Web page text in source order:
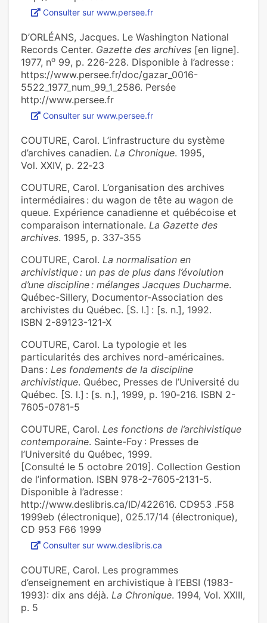
Consulter sur www.persee.fr
D’ORLÉANS, Jacques. Le Washington National
Records Center. Gazette des archives [en ligne].
1977, no 99, p. 226‑228. Disponible à l’adresse :
https://www.persee.fr/doc/gazar_0016-
5522_1977_num_99_1_2586. Persée
http://www.persee.fr
Consulter sur www.persee.fr
COUTURE, Carol. L’infrastructure du système
d’archives canadien. La Chronique. 1995,
Vol. XXIV, p. 22‑23
COUTURE, Carol. L’organisation des archives
intermédiaires : du wagon de tête au wagon de
queue. Expérience canadienne et québécoise et
comparaison internationale. La Gazette des
archives. 1995, p. 337‑355
COUTURE, Carol. La normalisation en
archivistique : un pas de plus dans l’évolution
d’une discipline : mélanges Jacques Ducharme.
Québec-Sillery, Documentor-Association des
archivistes du Québec. [S. l.] : [s. n.], 1992.
ISBN 2-89123-121-X
COUTURE, Carol. La typologie et les
particularités des archives nord-américaines.
Dans : Les fondements de la discipline
archivistique. Québec, Presses de l’Université du
Québec. [S. l.] : [s. n.], 1999, p. 190‑216. ISBN 2-
7605-0781-5
COUTURE, Carol. Les fonctions de l’archivistique
contemporaine. Sainte-Foy : Presses de
l’Université du Québec, 1999.
[Consulté le 5 octobre 2019]. Collection Gestion
de l’information. ISBN 978-2-7605-2131-5.
Disponible à l’adresse :
http://www.deslibris.ca/ID/422616. CD953 .F58
1999eb (électronique), 025.17/14 (électronique),
CD 953 F66 1999
Consulter sur www.deslibris.ca
COUTURE, Carol. Les programmes
d’enseignement en archivistique à l’EBSI (1983-
1993): dix ans déjà. La Chronique. 1994, Vol. XXIII,
p. 5